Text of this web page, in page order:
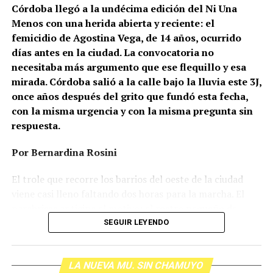
Gonzalo Giles, pensador y
Ganar la vida: La historia de (no)
Su hijo Ciro tenía 120 veces más agrotóxicos que lo
donde se encontraron pesticidas hasta en el agua de red.
Córdoba llegó a la undécima edición del Ni Una
Menos con una herida abierta y reciente: el
femicidio de Agostina Vega, de 14 años, ocurrido
días antes en la ciudad. La convocatoria no
necesitaba más argumento que ese flequillo y esa
mirada. Córdoba salió a la calle bajo la lluvia este 3J,
once años después del grito que fundó esta fecha,
con la misma urgencia y con la misma pregunta sin
respuesta.
Por Bernardina Rosini
El trole que recorre los barrios del oeste de la ciudad
Agostina Vega, 14 años. Era fácil intuir que será una
atiende a su gente. Los que ocupan los sillones más
SEGUIR LEYENDO
LA NUEVA MU. SIN CHAMUYO